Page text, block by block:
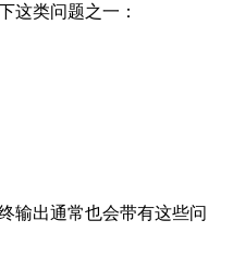
这类问题之一：
输出通常也会带有这些问